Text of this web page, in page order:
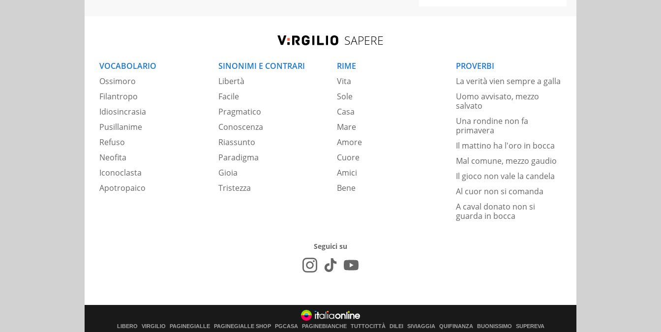
SAPERE
VOCABOLARIO
Ossimoro
Filantropo
Idiosincrasia
Pusillanime
Refuso
Neofita
Iconoclasta
Apotropaico
SINONIMI E CONTRARI
Libertà
Facile
Pragmatico
Conoscenza
Riassunto
Paradigma
Gioia
Tristezza
RIME
Vita
Sole
Casa
Mare
Amore
Cuore
Amici
Bene
PROVERBI
La verità vien sempre a galla
Uomo avvisato, mezzo
salvato
Una rondine non fa
primavera
Il mattino ha l'oro in bocca
Mal comune, mezzo gaudio
Il gioco non vale la candela
Al cuor non si comanda
A caval donato non si
guarda in bocca
Seguici su
LIBERO VIRGILIO PAGINEGIALLE PAGINEGIALLE SHOP PGCASA PAGINEBIANCHE TUTTOCITTÀ DILEI SIVIAGGIA QUIFINANZA BUONISSIMO SUPEREVA